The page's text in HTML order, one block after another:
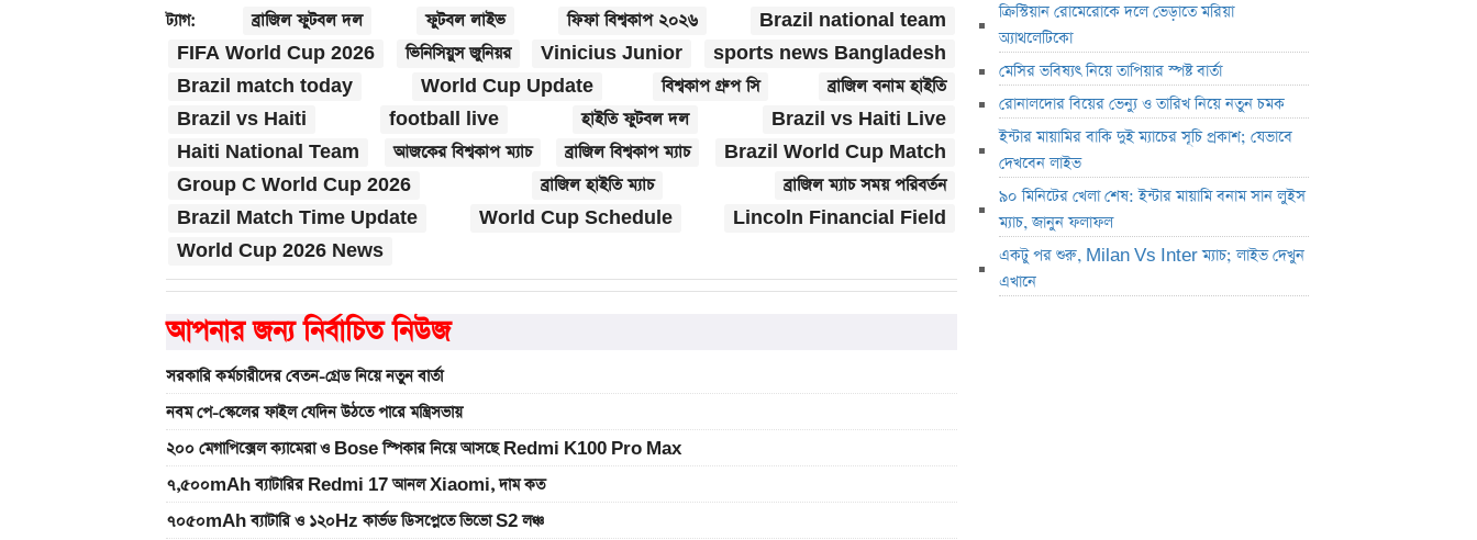
ট্যাগ: ব্রাজিল ফুটবল দল ফুটবল লাইভ ফিফা বিশ্বকাপ ২০২৬
Brazil national team
FIFA World Cup 2026
ভিনিসিয়ুস জুনিয়র Vinicius Junior
sports news Bangladesh
Brazil match today
World Cup Update বিশ্বকাপ গ্রুপ সি
ব্রাজিল বনাম হাইতি
Brazil vs Haiti
football live হাইতি ফুটবল দল
Brazil vs Haiti Live
Haiti National Team
আজকের বিশ্বকাপ ম্যাচ ব্রাজিল বিশ্বকাপ ম্যাচ
Brazil World Cup Match
Group C World Cup 2026
ব্রাজিল হাইতি ম্যাচ
ব্রাজিল ম্যাচ সময় পরিবর্তন
Brazil Match Time Update
World Cup Schedule
Lincoln Financial Field
World Cup 2026 News
আপনার জন্য নির্বাচিত নিউজ
সরকারি কর্মচারীদের বেতন-গ্রেড নিয়ে নতুন বার্তা
নবম পে-স্কেলের ফাইল যেদিন উঠতে পারে মন্ত্রিসভায়
২০০ মেগাপিক্সেল ক্যামেরা ও Bose স্পিকার নিয়ে আসছে Redmi K100 Pro Max
৭,৫০০mAh ব্যাটারির Redmi 17 আনল Xiaomi, দাম কত
৭০৫০mAh ব্যাটারি ও ১২০Hz কার্ভড ডিসপ্লেতে ভিভো S2 লঞ্চ
ক্রিস্টিয়ান রোমেরোকে দলে ভেড়াতে মরিয়া
অ্যাথলেটিকো
মেসির ভবিষ্যৎ নিয়ে তাপিয়ার স্পষ্ট বার্তা
রোনালদোর বিয়ের ভেন্যু ও তারিখ নিয়ে নতুন চমক
ইন্টার মায়ামির বাকি দুই ম্যাচের সূচি প্রকাশ; যেভাবে
দেখবেন লাইভ
৯০ মিনিটের খেলা শেষ: ইন্টার মায়ামি বনাম সান লুইস
ম্যাচ, জানুন ফলাফল
একটু পর শুরু, Milan Vs Inter ম্যাচ; লাইভ দেখুন
এখানে